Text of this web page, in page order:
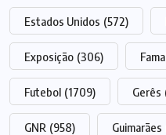
Estados Unidos (572)
Exposição (306)
Futebol (1709) Gerês
GNR (958) Guimarães